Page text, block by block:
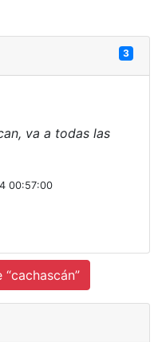
3
va a todas las
00:57:00